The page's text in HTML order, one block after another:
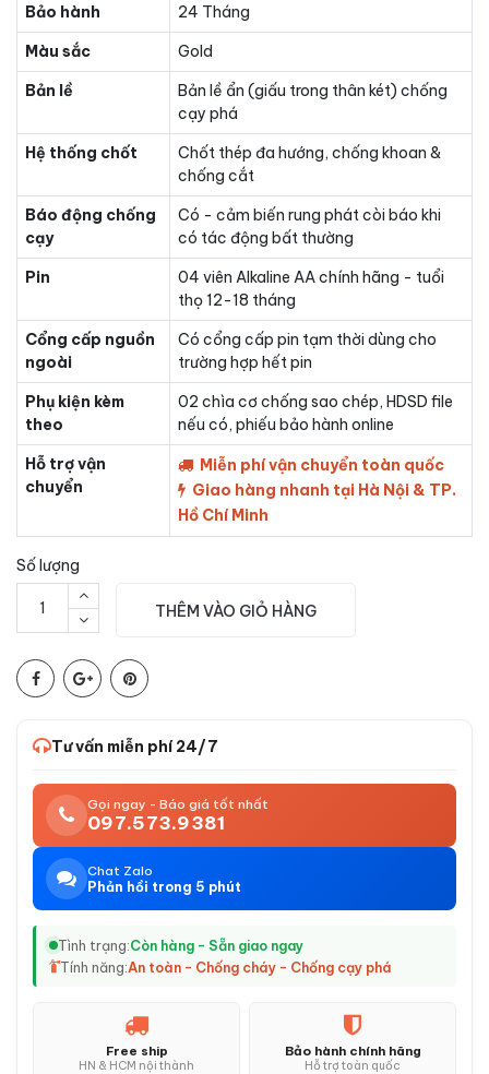
Bảo hành
24 Tháng
Màu sắc
Gold
Bản lề
Bản lề ẩn (giấu trong thân két) chống
cạy phá
Hệ thống chốt
Chốt thép đa hướng, chống khoan &
chống cắt
Báo động chống
cạy
Có - cảm biến rung phát còi báo khi
có tác động bất thường
Pin
04 viên Alkaline AA chính hãng - tuổi
thọ 12-18 tháng
Cổng cấp nguồn
ngoài
Có cổng cấp pin tạm thời dùng cho
trường hợp hết pin
Phụ kiện kèm
theo
02 chìa cơ chống sao chép, HDSD file
nếu có, phiếu bảo hành online
Hỗ trợ vận
chuyển
Miễn phí vận chuyển toàn quốc
Giao hàng nhanh tại Hà Nội & TP.
Hồ Chí Minh
Số lượng
THÊM VÀO GIỎ HÀNG
Tư vấn miễn phí 24/7
Gọi ngay - Báo giá tốt nhất
097.573.9381
Chat Zalo
Phản hồi trong 5 phút
Tình trạng:Còn hàng - Sẵn giao ngay
Tính năng:An toàn - Chống cháy - Chống cạy phá
Free ship
HN & HCM nội thành
Bảo hành chính hãng
Hỗ trợ toàn quốc